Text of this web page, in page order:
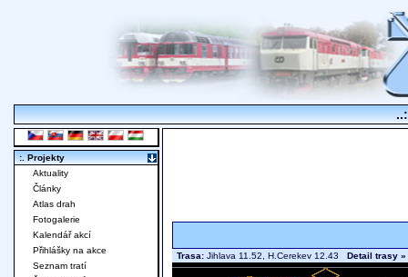
Trasa: Jihlava 11.52, H.Cerekev 12.43 Detail trasy »
:. Projekty
Aktuality
Články
Atlas drah
Fotogalerie
Kalendář akcí
Přihlášky na akce
Seznam tratí